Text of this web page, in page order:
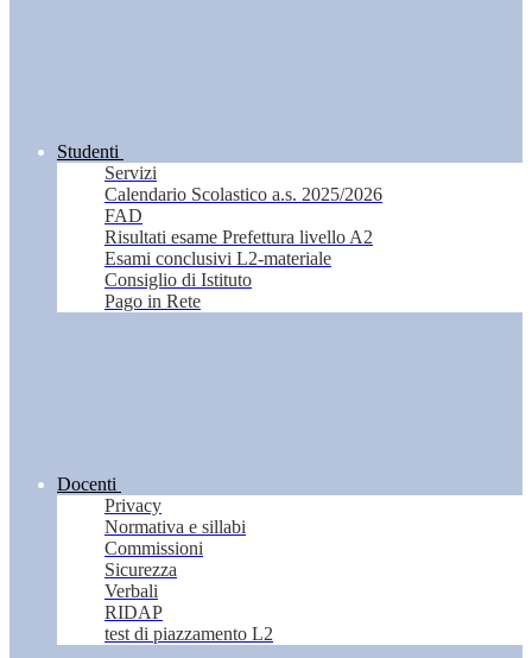
Studenti
Servizi
Calendario Scolastico a.s. 2025/2026
FAD
Risultati esame Prefettura livello A2
Esami conclusivi L2-materiale
Consiglio di Istituto
Pago in Rete
Docenti
Privacy
Normativa e sillabi
Commissioni
Sicurezza
Verbali
RIDAP
test di piazzamento L2